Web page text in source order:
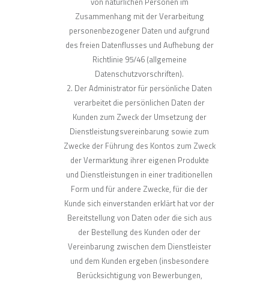
Zusammenhang mit der Verarbeitung
personenbezogener Daten und aufgrund
des freien Datenflusses und Aufhebung der
Richtlinie 95/46 (allgemeine
Datenschutzvorschriften).
Der Administrator für persönliche Daten
verarbeitet die persönlichen Daten der
Kunden zum Zweck der Umsetzung der
Dienstleistungsvereinbarung sowie zum
Zwecke der Führung des Kontos zum Zweck
der Vermarktung ihrer eigenen Produkte
und Dienstleistungen in einer traditionellen
Form und für andere Zwecke, für die der
Kunde sich einverstanden erklärt hat vor der
Bereitstellung von Daten oder die sich aus
der Bestellung des Kunden oder der
Vereinbarung zwischen dem Dienstleister
und dem Kunden ergeben (insbesondere
Berücksichtigung von Bewerbungen,